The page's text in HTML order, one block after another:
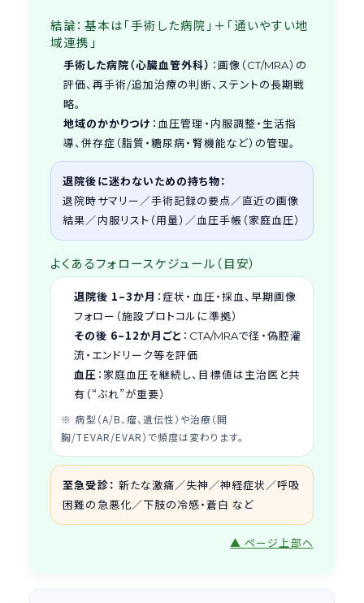
結論：基本は「手術した病院」＋「通いやすい地
域連携」
手術した病院（心臓血管外科） ：画像（CT/MRA）の
評価、再手術/追加治療の判断、ステントの長期戦
略。
地域のかかりつけ ：血圧管理・内服調整・生活指
導、併存症（脂質・糖尿病・腎機能など）の管理。
退院後に迷わないための持ち物：
退院時サマリー／手術記録の要点／直近の画像
結果／内服リスト（用量）／血圧手帳（家庭血圧）
よくあるフォロースケジュール（目安）
退院後 1–3か月 ：症状・血圧・採血、早期画像
フォロー（施設プロトコルに準拠）
その後 6–12か月ごと ： CTA/MRAで径・偽腔灌
流・エンドリーク等を評価
血圧 ：家庭血圧を継続し、目標値は主治医と共
有（“ぶれ”が重要）
※ 病型（A/B、瘤、遺伝性）や治療（開
胸/TEVAR/EVAR）で頻度は変わります。
至急受診： 新たな激痛／失神／神経症状／呼吸
困難の急悪化／下肢の冷感・蒼白 など
▲ ページ上部へ